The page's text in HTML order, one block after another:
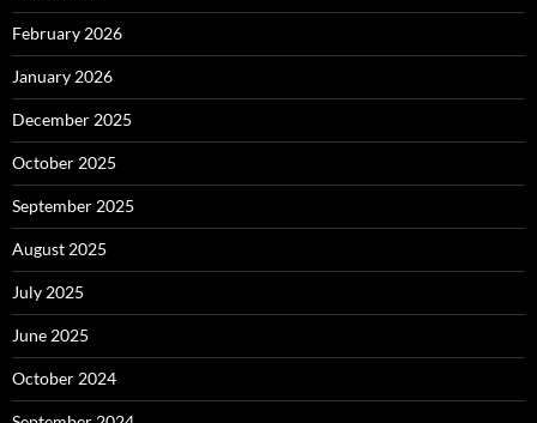
February 2026
January 2026
December 2025
October 2025
September 2025
August 2025
July 2025
June 2025
October 2024